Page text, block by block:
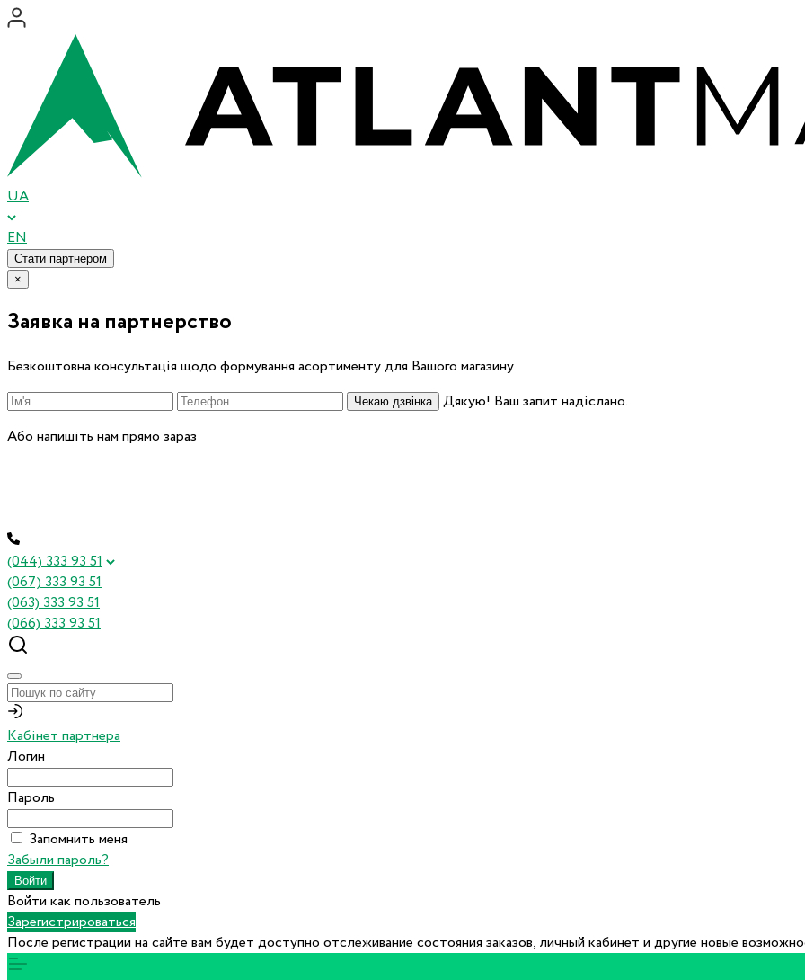
UA
EN
Стати партнером
×
Заявка на партнерство
Безкоштовна консультація щодо формування асортименту для Вашого магазину
Чекаю дзвінка
Дякую! Ваш запит надіслано.
Або напишіть нам прямо зараз
(044) 333 93 51
(067) 333 93 51
(063) 333 93 51
(066) 333 93 51
Кабінет партнера
Логин
Пароль
Запомнить меня
Забыли пароль?
Войти как пользователь
Зарегистрироваться
После регистрации на сайте вам будет доступно отслеживание состояния заказов, личный кабинет и другие новые